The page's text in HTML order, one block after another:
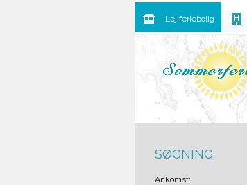
SØGNING:
Ankomst:
Lej feriebolig